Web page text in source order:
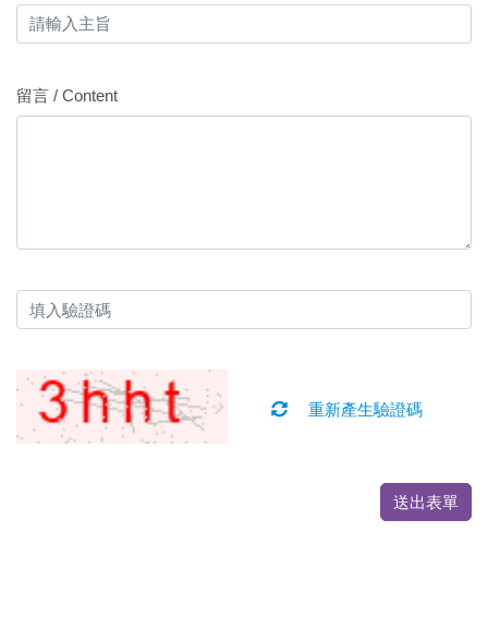
留言 / Content
重新產生驗證碼
送出表單